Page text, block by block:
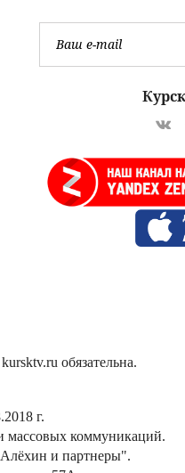
обязательна.
г.
массовых коммуникаций.
и партнеры".